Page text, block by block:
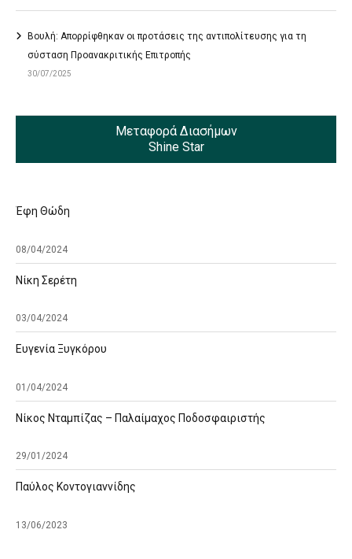
Βουλή: Απορρίφθηκαν οι προτάσεις της αντιπολίτευσης για τη
σύσταση Προανακριτικής Επιτροπής
30/07/2025
Μεταφορά Διασήμων
Shine Star
Έφη Θώδη
08/04/2024
Νίκη Σερέτη
03/04/2024
Ευγενία Ξυγκόρου
01/04/2024
Νίκος Νταμπίζας – Παλαίμαχος Ποδοσφαιριστής
29/01/2024
Παύλος Κοντογιαννίδης
13/06/2023